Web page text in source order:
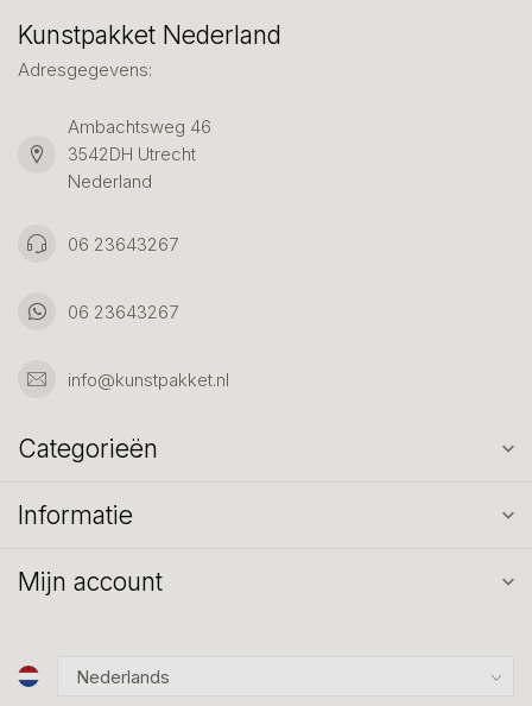
Kunstpakket Nederland
Adresgegevens:
Ambachtsweg 46
3542DH Utrecht
Nederland
06 23643267
06 23643267
info@kunstpakket.nl
Categorieën
Informatie
Mijn account